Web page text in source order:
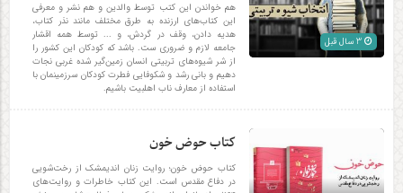
هم خواندن این کتب توسط والدین و هم نشر و معرفی
این کتاب‌های ارزنده به طرق مختلف مانند نذر کتاب،
هدیه دادن، وقف در گردش، و ... توسط همه اقشار
جامعه لازم و ضروری ست. باشد که کودکان این کشور را
از شر شیوه‌های تربیتی انسان زمین‌گیر شده غربی نجات
دهیم و بانی رشد و شکوفایی فطرت کودکان سرزمینمان با
استفاده از معارف ناب اهلبیت باشیم.
کتاب حوض خون
کتاب حوض خون؛ روایت زنان اندیمشک از رخت‌شویی
در دفاع مقدس است. این کتاب خاطرات و روایت‌های